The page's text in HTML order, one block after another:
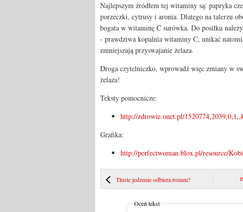
Najlepszym źródłem tej witaminy są: papryka
porzeczki, cytrusy i aronia. Dlatego na talerzu
bogata w witaminę C surówka. Do posiłku
- prawdziwa kopalnia witaminy C, unikać
zmniejszają przyswajanie żelaza.
Droga czytelniczko, wprowadź więc zmiany w
żelaza!
Teksty pomocnicze:
http://zdrowie.onet.pl/
Grafika:
http://perfectwoman.blox.pl/resource/
Tłuste jedzenie odbiera rozum?
Oceń tekst